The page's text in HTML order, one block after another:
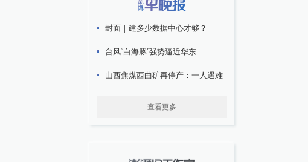
封面｜建多少数据中心才够？
台风“白海豚”强势逼近华东
山西焦煤西曲矿再停产：一人遇难
查看更多